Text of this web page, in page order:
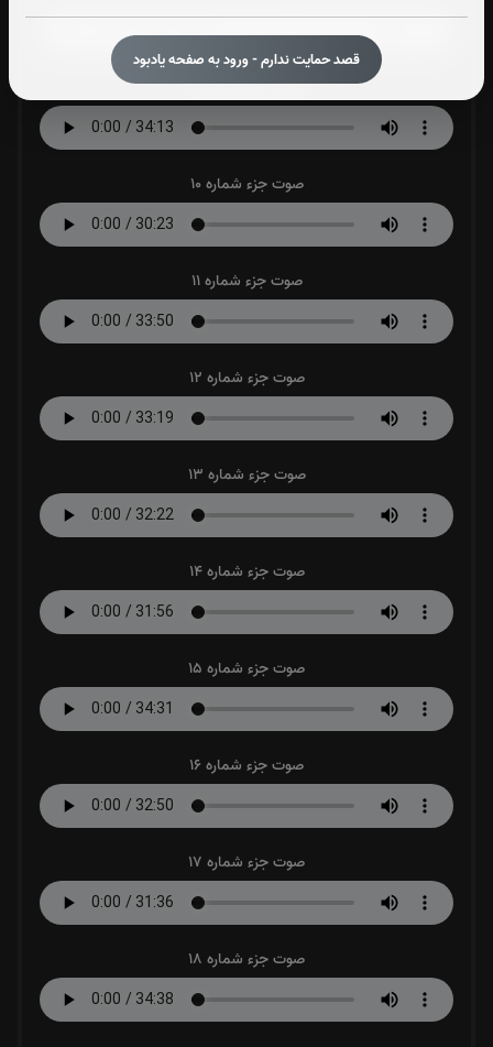
قصد حمایت ندارم - ورود به صفحه یادبود
صوت جزء شماره 9
صوت جزء شماره 10
صوت جزء شماره 11
صوت جزء شماره 12
صوت جزء شماره 13
صوت جزء شماره 14
صوت جزء شماره 15
صوت جزء شماره 16
صوت جزء شماره 17
صوت جزء شماره 18